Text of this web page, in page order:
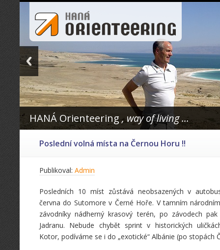
HANÁ Orienteering, way of living ...
Poslední volná místa na Černou Horu !!
Publikoval: Admin
Posledních 10 míst zůstává neobsazených v
června do Sutomore v Černé Hoře. V tamním
závodníky nádherný krasový terén, po závodech
Jadranu. Nebude chybět sprint v historických
Kotor, podíváme se i do „exotické“ Albánie (po stopách